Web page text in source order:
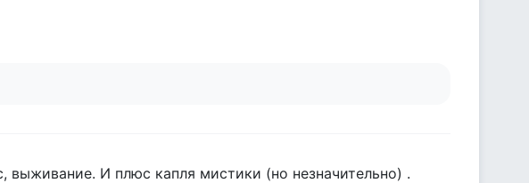
И плюс капля мистики (но незначительно) .